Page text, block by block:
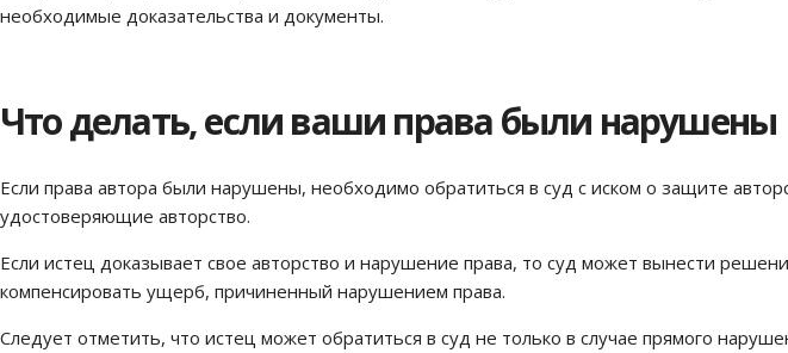
необходимые доказательства и документы.
Что делать, если ваши права были нарушены
Если права автора были нарушены, необходимо обратиться в суд с иском о защите
удостоверяющие авторство.
Если истец доказывает свое авторство и нарушение права, то суд может вынести
компенсировать ущерб, причиненный нарушением права.
Следует отметить, что истец может обратиться в суд не только в случае прямого